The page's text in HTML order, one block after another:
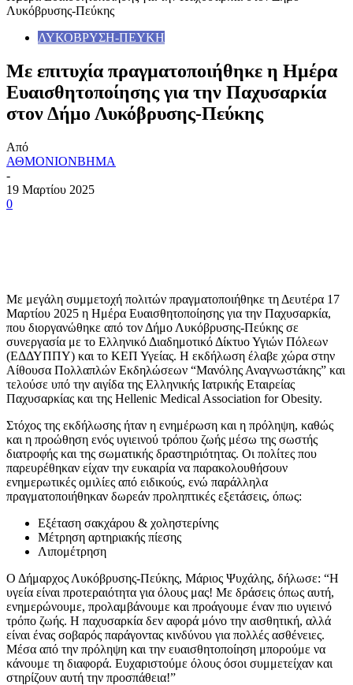
Λυκόβρυσης-Πεύκης
ΛΥΚΟΒΡΥΣΗ-ΠΕΥΚΗ
Με επιτυχία πραγματοποιήθηκε η Ημέρα
Ευαισθητοποίησης για την Παχυσαρκία
στον Δήμο Λυκόβρυσης-Πεύκης
Από
ΑΘΜΟΝΙΟΝΒΗΜΑ
-
19 Μαρτίου 2025
0
Με μεγάλη συμμετοχή πολιτών πραγματοποιήθηκε τη Δευτέρα 17
Μαρτίου 2025 η Ημέρα Ευαισθητοποίησης για την Παχυσαρκία,
που διοργανώθηκε από τον Δήμο Λυκόβρυσης-Πεύκης σε
συνεργασία με το Ελληνικό Διαδημοτικό Δίκτυο Υγιών Πόλεων
(ΕΔΔΥΠΠΥ) και το ΚΕΠ Υγείας. Η εκδήλωση έλαβε χώρα στην
Αίθουσα Πολλαπλών Εκδηλώσεων “Μανόλης Αναγνωστάκης” και
τελούσε υπό την αιγίδα της Ελληνικής Ιατρικής Εταιρείας
Παχυσαρκίας και της Hellenic Medical Association for Obesity.
Στόχος της εκδήλωσης ήταν η ενημέρωση και η πρόληψη, καθώς
και η προώθηση ενός υγιεινού τρόπου ζωής μέσω της σωστής
διατροφής και της σωματικής δραστηριότητας. Οι πολίτες που
παρευρέθηκαν είχαν την ευκαιρία να παρακολουθήσουν
ενημερωτικές ομιλίες από ειδικούς, ενώ παράλληλα
πραγματοποιήθηκαν δωρεάν προληπτικές εξετάσεις, όπως:
Εξέταση σακχάρου & χοληστερίνης
Μέτρηση αρτηριακής πίεσης
Λιπομέτρηση
Ο Δήμαρχος Λυκόβρυσης-Πεύκης, Μάριος Ψυχάλης, δήλωσε: “Η
υγεία είναι προτεραιότητα για όλους μας! Με δράσεις όπως αυτή,
ενημερώνουμε, προλαμβάνουμε και προάγουμε έναν πιο υγιεινό
τρόπο ζωής. Η παχυσαρκία δεν αφορά μόνο την αισθητική, αλλά
είναι ένας σοβαρός παράγοντας κινδύνου για πολλές ασθένειες.
Μέσα από την πρόληψη και την ευαισθητοποίηση μπορούμε να
κάνουμε τη διαφορά. Ευχαριστούμε όλους όσοι συμμετείχαν και
στηρίζουν αυτή την προσπάθεια!”